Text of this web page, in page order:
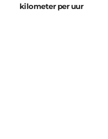
kilometer per uur